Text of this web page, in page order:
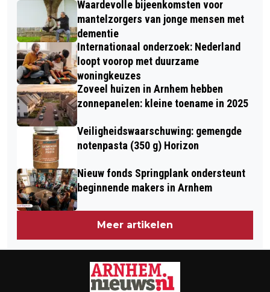
Waardevolle bijeenkomsten voor
mantelzorgers van jonge mensen met
dementie
Internationaal onderzoek: Nederland
loopt voorop met duurzame
woningkeuzes
Zoveel huizen in Arnhem hebben
zonnepanelen: kleine toename in 2025
Veiligheidswaarschuwing: gemengde
notenpasta (350 g) Horizon
Nieuw fonds Springplank ondersteunt
beginnende makers in Arnhem
Meer artikelen